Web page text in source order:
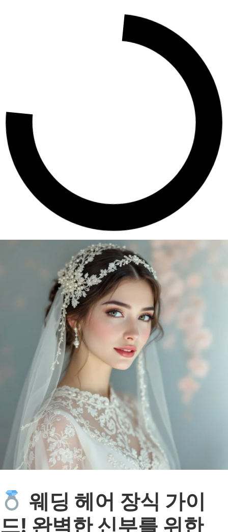
웨딩 헤어 장식 가이
드! 완벽한 신부를 위한